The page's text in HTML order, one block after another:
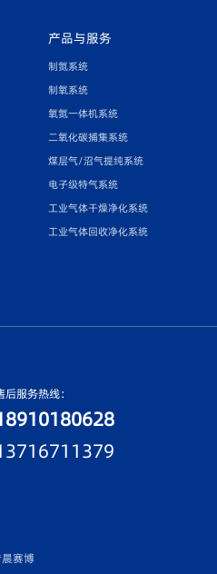
产品与服务
制氮系统
制氧系统
氧氮一体机系统
二氧化碳捕集系统
煤层气/沼气提纯系统
电子级特气系统
工业气体干燥净化系统
工业气体回收净化系统
后服务热线：
赛博